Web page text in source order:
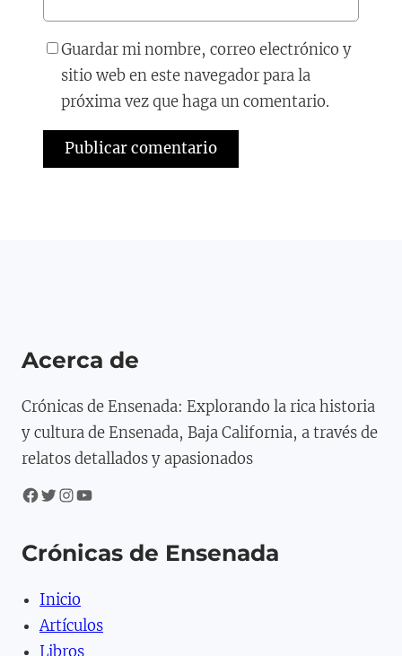
Guardar mi nombre, correo electrónico y
sitio web en este navegador para la
próxima vez que haga un comentario.
Acerca de
Crónicas de Ensenada: Explorando la rica historia
y cultura de Ensenada, Baja California, a través de
relatos detallados y apasionados
Facebook Twitter Instagram YouTube
Crónicas de Ensenada
Inicio
Artículos
Libros